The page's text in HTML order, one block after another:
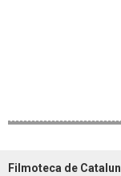
Filmoteca de